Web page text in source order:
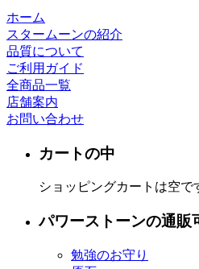
ホーム
スタームーンの紹介
品質について
ご利用ガイド
全商品一覧
店舗案内
お問い合わせ
カートの中
ショッピングカートは空で
パワーストーンの通販
勉強のお守り